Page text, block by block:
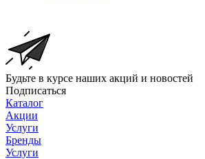
Будьте в курсе наших акций и новостей
Подписаться
Каталог
Акции
Услуги
Бренды
Услуги